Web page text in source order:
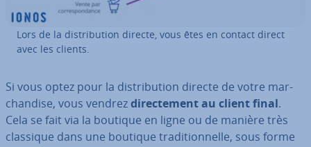
Lors de la dis­tri­bu­tion directe, vous êtes en contact direct
avec les clients.
Si vous optez pour la dis­tri­bu­tion directe de votre mar­
chan­dise, vous vendrezdi­rec­te­ment au client final.
Cela se fait via la boutique en ligne ou de manière très
classique dans une boutique tra­di­tion­nelle, sous forme